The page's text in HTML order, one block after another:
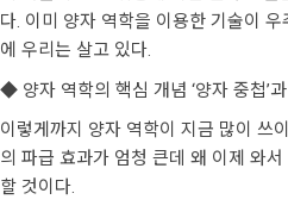
다. 이미 양자 역학을 이용한 기술이
에 우리는 살고 있다.
◆ 양자 역학의 핵심 개념 ‘양자 중첩’과
이렇게까지 양자 역학이 지금 많이 쓰
의 파급 효과가 엄청 큰데 왜 이제 와
할 것이다.